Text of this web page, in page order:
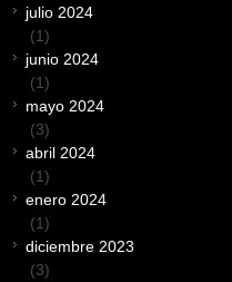
julio 2024
(1)
junio 2024
(1)
mayo 2024
(3)
abril 2024
(1)
enero 2024
(1)
diciembre 2023
(3)